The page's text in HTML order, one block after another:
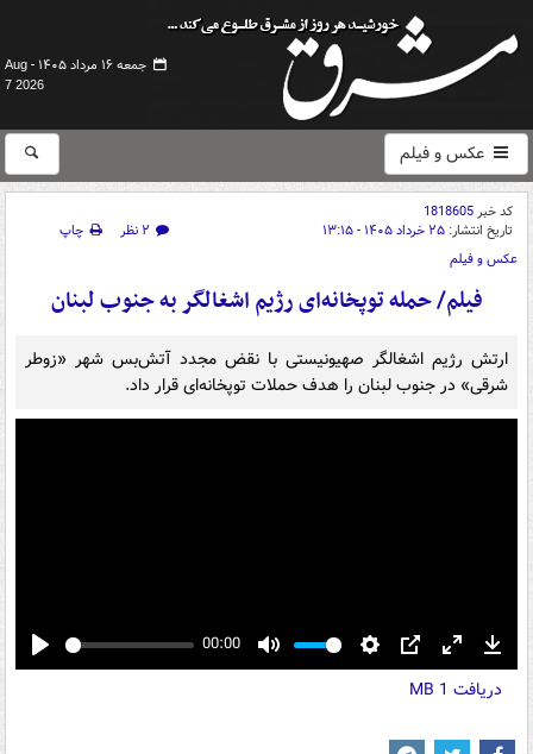
جمعه ۱۶ مرداد ۱۴۰۵ -
Aug
7 2026
عکس و فیلم
کد خبر1818605
تاریخ انتشار: ۲۵ خرداد ۱۴۰۵ - ۱۳:۱۵ ۲ نظر
چاپ
عکس و فیلم
فیلم/ حمله توپخانه‌ای رژیم اشغالگر به جنوب لبنان
ارتش رژیم اشغالگر صهیونیستی با نقض مجدد آتش‌بس شهر «زوطر
شرقی» در جنوب لبنان را هدف حملات توپخانه‌ای قرار داد.
Play
00:00
Mute Settings
PIP Enter
fullscreen
دریافت 1 MB